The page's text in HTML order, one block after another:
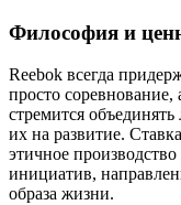
Философия и
Reebok всегда
просто
стремится
их на развитие.
этичное
инициатив,
образа жизни.